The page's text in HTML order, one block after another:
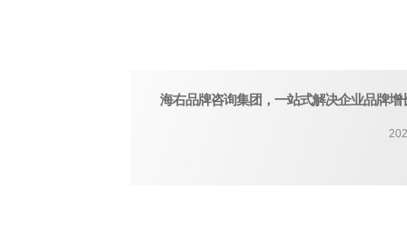
海右品牌咨询集团，一站式解决企业品牌增